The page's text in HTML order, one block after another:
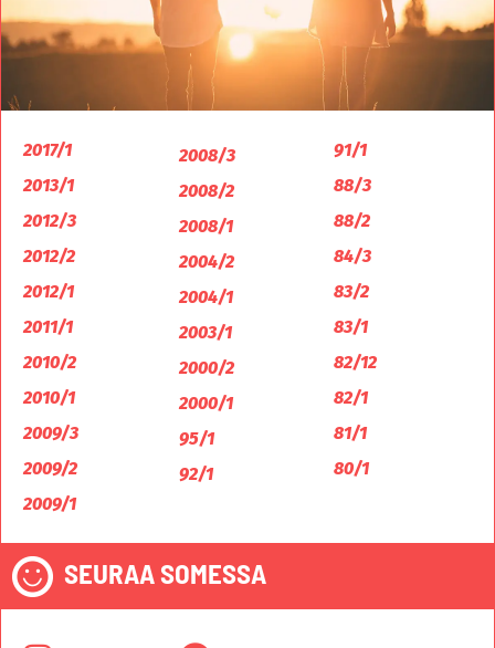
2017/1
2013/1
2012/3
2012/2
2012/1
2011/1
2010/2
2010/1
2009/3
2009/2
2009/1
2008/3
2008/2
2008/1
2004/2
2004/1
2003/1
2000/2
2000/1
95/1
92/1
91/1
88/3
88/2
84/3
83/2
83/1
82/12
82/1
81/1
80/1
SEURAA SOMESSA